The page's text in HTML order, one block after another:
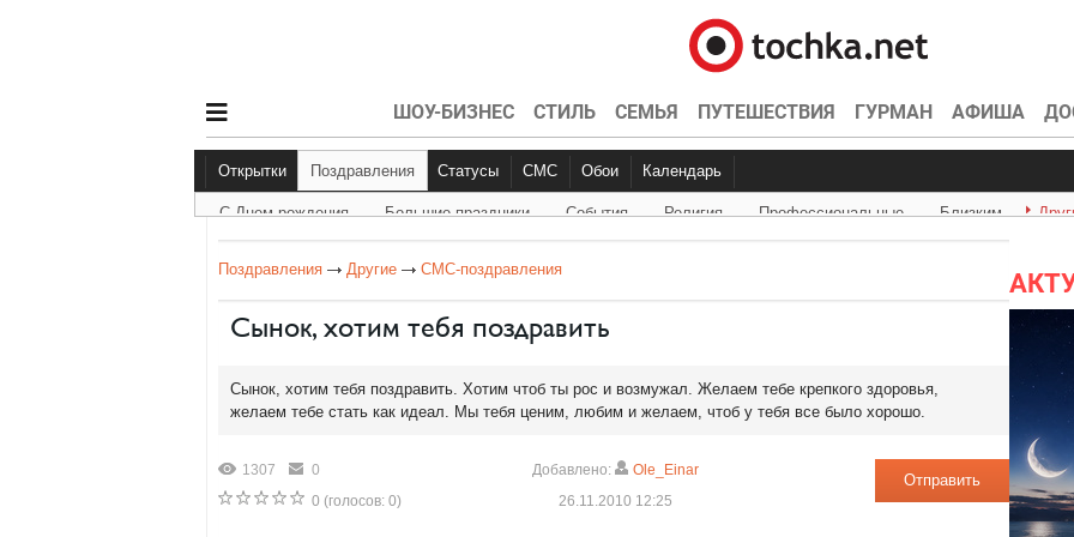
ШОУ-БИЗНЕС СТИЛЬ СЕМЬЯ ПУТЕШЕСТВИЯ ГУРМАН АФИША
Открытки
С Днем рождения Большие праздники События Религия Любовь Профессиональные
Поздравления Статусы
Другое Прикольные Грустные Красивые Со смыслом О любви
СМС
С Днём Рождения Большие праздники События Религия
Обои
Музыка Животные Пейзажи Время года Любовь
Календарь
С Днем рождения Большие праздники Cобытия Религия Профессиональные Близким
Поздравления Другие СМС-поздравления
Сынок, хотим тебя поздравить
Сынок, хотим тебя поздравить. Хотим чтоб ты рос и возмужал. Желаем тебе крепкого здоровья,
желаем тебе стать как идеал. Мы тебя ценим, любим и желаем, чтоб у тебя все было хорошо.
1307
0
0 (голосов: 0)
Отправить
Добавлено:
Ole_Einar
26.11.2010 12:25